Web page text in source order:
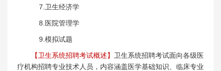
7.卫生经济学
8.医院管理学
9.模拟试题
【卫生系统招聘考试概述】 卫生系统招聘考试面向各级医
疗机构招聘专业技术人员，内容涵盖医学基础知识、临床专业